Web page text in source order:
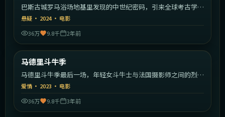
巴斯古城罗马浴场地基里发现的中世纪密码，引来全球考古学
家。
悬疑 · 2024· 电影
36万
9.8千 2年前
热门
马德里斗牛季
马德里斗牛季最后一场，年轻女斗牛士与法国摄影师之间的烈日
恋曲。
爱情 · 2023 · 电影
36万
9.8千 3年前